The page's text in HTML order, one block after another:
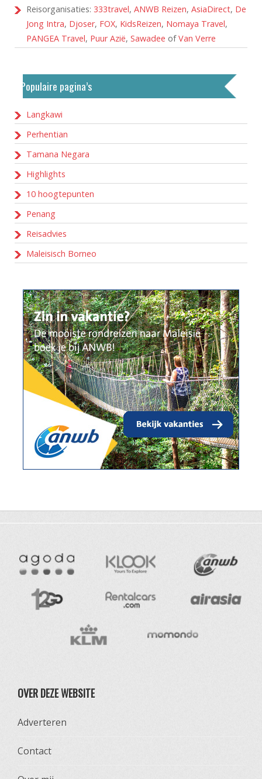
Reisorganisaties: 333travel, ANWB Reizen, AsiaDirect, De
Jong Intra, Djoser, FOX, KidsReizen, Nomaya Travel,
PANGEA Travel, Puur Azië, Sawadee ofVan Verre
Populaire pagina’s
Langkawi
Perhentian
Tamana Negara
Highlights
10 hoogtepunten
Penang
Reisadvies
Maleisisch Borneo
OVER DEZE WEBSITE
Adverteren
Contact